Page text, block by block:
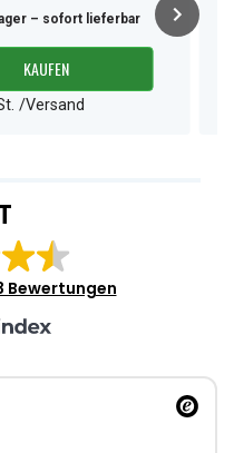
– sofort lieferbar
KAUFEN
/Versand
Bewertungen